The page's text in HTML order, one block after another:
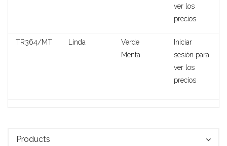
ver los
precios
TR364/MT Linda
Verde
Menta
Iniciar
sesión para
ver los
precios
Products